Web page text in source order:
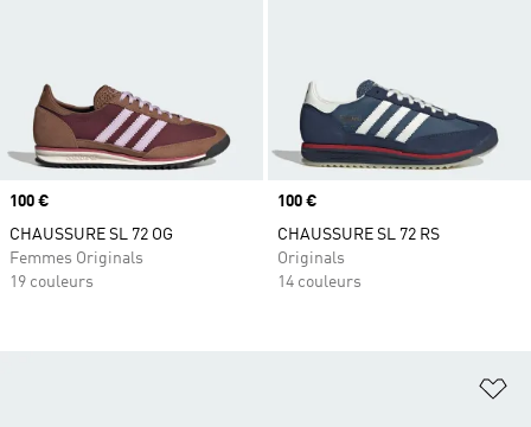
Prix
100 €
CHAUSSURE SL 72 OG
Femmes Originals
19 couleurs
Prix
100 €
CHAUSSURE SL 72 RS
Originals
14 couleurs